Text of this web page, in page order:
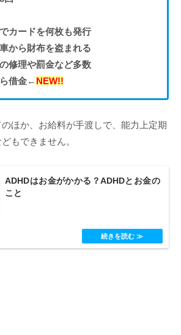
カードを何枚も発行
から財布を盗まれる
修理や罰金など多数
借金← NEW!!
ほか、お給料が手渡しで、能力上定期
もできません。
ADHDはお金がかかる？ADHDとお金の
こと